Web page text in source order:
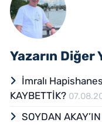
Yazarın Diğer
İmralı
KAYBETTİK?
SOYDAN